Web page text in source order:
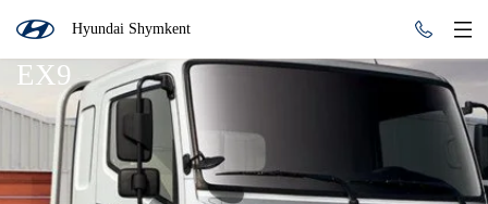
Hyundai Shymkent
EX9